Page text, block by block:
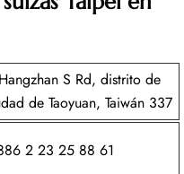
S Rd, distrito de
de Taoyuan, Taiwán 337
2 23 25 88 61